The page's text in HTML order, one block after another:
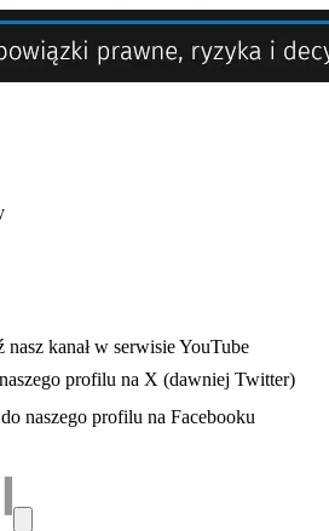
nowej karcie
się w nowej karcie
nasz kanał w serwisie YouTube
karcie profilu na X (dawniej Twitter)
się w nowej karcie
naszego profilu na Facebooku